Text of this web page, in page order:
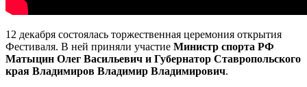
12 декабря состоялась торжественная церемония открытия
Фестиваля. В ней приняли участие Министр спорта РФ
Матыцин Олег Васильевич и Губернатор Ставропольского
края Владимиров Владимир Владимирович.